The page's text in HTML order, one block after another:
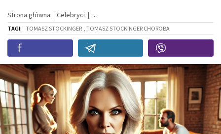
Strona główna Celebryci
TAGI: TOMASZ STOCKINGER , TOMASZ STOCKINGER CHOROBA